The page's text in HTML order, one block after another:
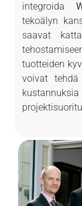
integroida
tekoälyn
saavat
tuotteiden
voivat tehdä